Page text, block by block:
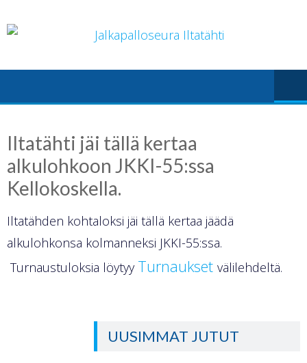
to
Iltatähti jäi tällä kertaa
alkulohkoon JKKI-55:ssa
Kellokoskella.
Iltatähden kohtaloksi jäi tällä kertaa jäädä
alkulohkonsa kolmanneksi JKKI-55:ssa.
Turnaustuloksia löytyy Turnaukset välilehdeltä.
UUSIMMAT JUTUT